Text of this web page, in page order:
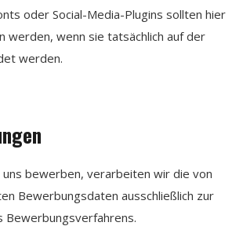
oder Social-Media-Plugins sollten hier
werden, wenn sie tatsächlich auf der
werden.
uns bewerben, verarbeiten wir die von
Bewerbungsdaten ausschließlich zur
Bewerbungsverfahrens.